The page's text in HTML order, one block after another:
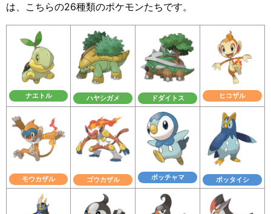
は、こちらの26種類のポケモンたちです。
ナエトル ハヤシガメ ドダイトス ヒコザル
モウカザル ゴウカザル ポッチャマ ポッタイシ